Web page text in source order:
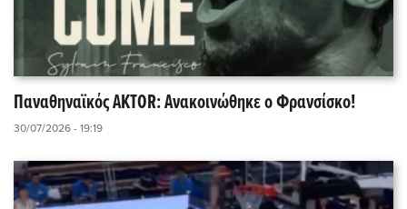
Παναθηναϊκός AKTOR: Ανακοινώθηκε ο Φρανσίσκο!
30/07/2026 - 19:19